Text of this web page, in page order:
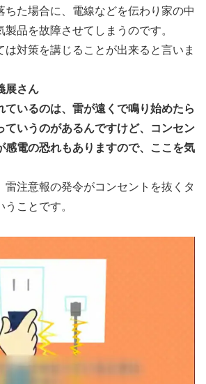
ちた場合に、電線などを伝わり家の中
品を故障させてしまうのです。
は対策を講じることが出来ると言いま
展さん
ているのは、雷が遠くで鳴り始めたら
ていうのがあるんですけど、コンセン
感電の恐れもありますので、ここを気
雷注意報の発令がコンセントを抜くタ
ことです。